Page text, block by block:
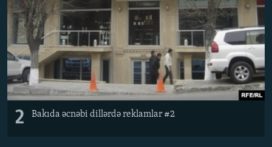
2 Bakıda əcnəbi dillərdə reklamlar #2